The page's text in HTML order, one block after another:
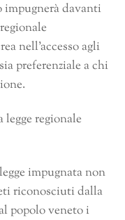
davanti
nell’accesso agli
preferenziale a chi
regionale
impugnata non
riconosciuti dalla
popolo veneto i